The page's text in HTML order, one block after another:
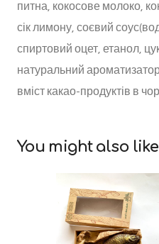
питна, кокосове молоко,
сік лимону, соєвий
спиртовий оцет, етанол,
натуральний
вміст какао-продуктів в
You might also like